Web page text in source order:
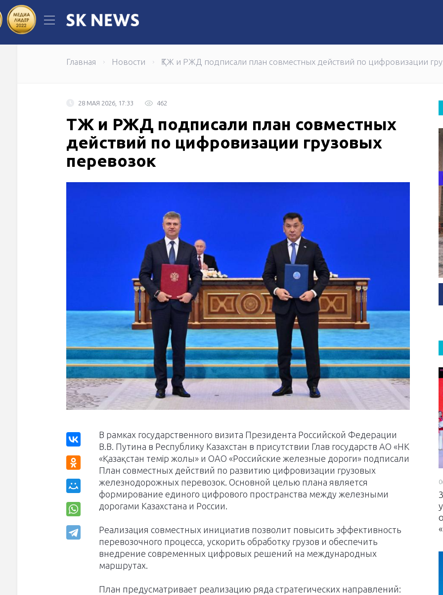
Правительство Казахстана утвердило План развития гидроэнергетической отрасли
Главная Новости ҚТЖ и РЖД подписали план совместных действий по цифровизации
28 МАЯ 2026, 17:33 462
ҚТЖ и РЖД подписали план совместных
действий по цифровизации грузовых
перевозок
В рамках государственного визита Президента Российской Федерации
В.В. Путина в Республику Казахстан в присутствии Глав государств АО «НК
«Қазақстан темір жолы» и ОАО «Российские железные дороги» подписали
План совместных действий по развитию цифровизации грузовых
железнодорожных перевозок. Основной целью плана является
формирование единого цифрового пространства между железными
дорогами Казахстана и России.
Реализация совместных инициатив позволит повысить эффективность
перевозочного процесса, ускорить обработку грузов и обеспечить
внедрение современных цифровых решений на международных
маршрутах.
План предусматривает реализацию ряда стратегических направлений: